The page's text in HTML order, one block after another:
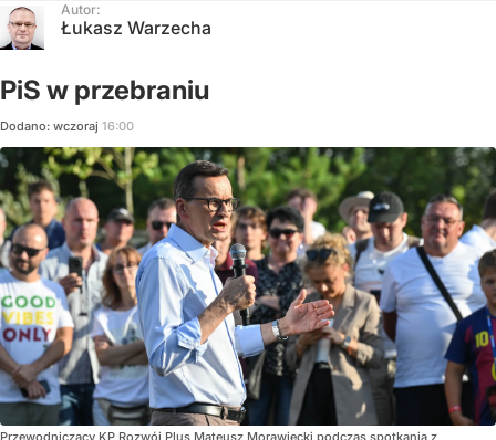
Autor:
Łukasz Warzecha
PiS w przebraniu
Dodano: wczoraj 16:00
Przewodniczący KP Rozwój Plus Mateusz Morawiecki podczas spotkania z